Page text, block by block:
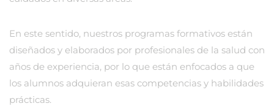
En este sentido, nuestros programas formativos están
diseñados y elaborados por profesionales de la salud con
años de experiencia, por lo que están enfocados a que
los alumnos adquieran esas competencias y habilidades
prácticas.